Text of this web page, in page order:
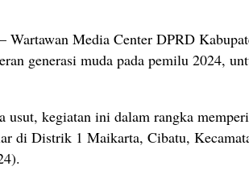
– Wartawan Media Center DPRD
generasi muda pada pemilu 2024,
usut, kegiatan ini dalam rangka
di Distrik 1 Maikarta, Cibatu,